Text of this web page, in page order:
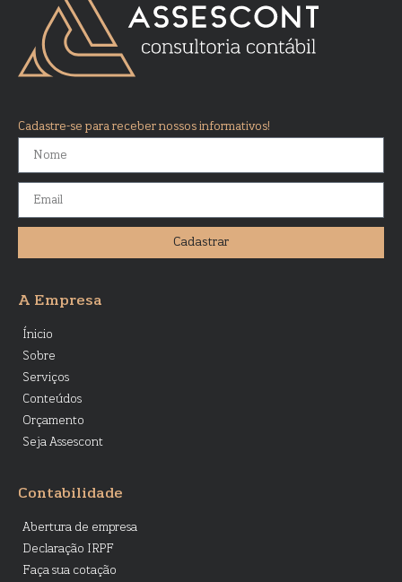
Cadastre-se para receber nossos informativos!
Cadastrar
A Empresa
Ínicio
Sobre
Serviços
Conteúdos
Orçamento
Seja Assescont
Contabilidade
Abertura de empresa
Declaração IRPF
Faça sua cotação